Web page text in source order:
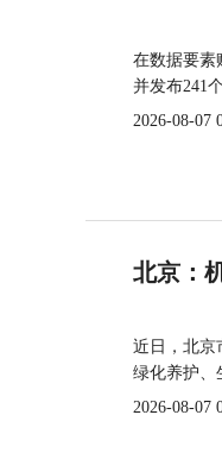
在数据要素
并发布241
2026-08-07
北京：
近日，北京
绿化养护、
2026-08-07